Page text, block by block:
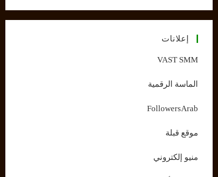
إعلانات
VAST SMM
الماسة الرقمية
FollowersArab
موقع قبلة
منيو إلكتروني